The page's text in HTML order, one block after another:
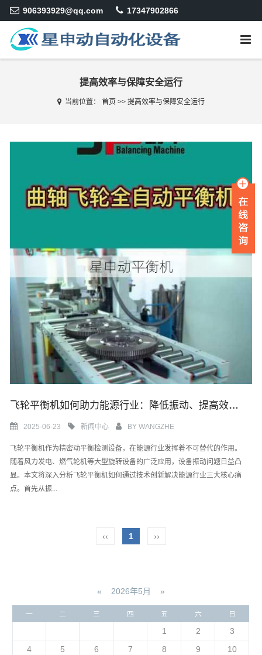
906393929@qq.com 17347902866
提高效率与保障安全运行
当前位置： 首页 >> 提高效率与保障安全运行
飞轮平衡机如何助力能源行业：降低振动、提高效率与保障安全运行
2025-06-23 新闻中心 BYWANGZHE
飞轮平衡机作为精密动平衡检测设备，在能源行业发挥着不可替代的作用。
随着风力发电、燃气轮机等大型旋转设备的广泛应用，设备振动问题日益凸
显。本文将深入分析飞轮平衡机如何通过技术创新解决能源行业三大核心痛
点。首先从振...
‹‹ 1 ››
« 2026年5月 »
一 二 三 四 五 六 日
1 2
3
4
5 6 7 8 9
10